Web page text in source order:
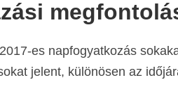
es napfogyatkozás
jelent, különösen az